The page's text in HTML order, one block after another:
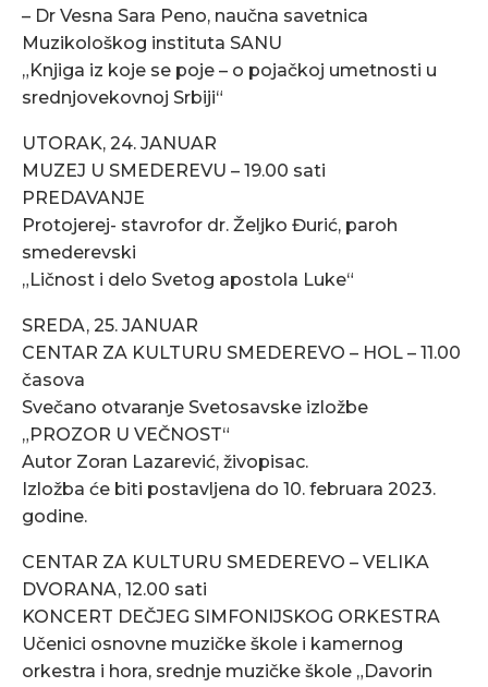
– Dr Vesna Sara Peno, naučna savetnica
Muzikološkog instituta SANU
„Knjiga iz koje se poje – o pojačkoj umetnosti u
srednjovekovnoj Srbiji“
UTORAK, 24. JANUAR
MUZEJ U SMEDEREVU – 19.00 sati
PREDAVANJE
Protojerej- stavrofor dr. Željko Đurić, paroh
smederevski
„Ličnost i delo Svetog apostola Luke“
SREDA, 25. JANUAR
CENTAR ZA KULTURU SMEDEREVO – HOL – 11.00
časova
Svečano otvaranje Svetosavske izložbe
„PROZOR U VEČNOST“
Autor Zoran Lazarević, živopisac.
Izložba će biti postavljena do 10. februara 2023.
godine.
CENTAR ZA KULTURU SMEDEREVO – VELIKA
DVORANA, 12.00 sati
KONCERT DEČJEG SIMFONIJSKOG ORKESTRA
Učenici osnovne muzičke škole i kamernog
orkestra i hora, srednje muzičke škole „Davorin